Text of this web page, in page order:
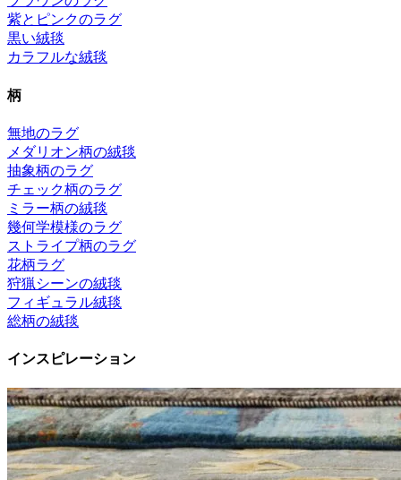
紫とピンクのラグ
黒い絨毯
カラフルな絨毯
柄
無地のラグ
メダリオン柄の絨毯
抽象柄のラグ
チェック柄のラグ
ミラー柄の絨毯
幾何学模様のラグ
ストライプ柄のラグ
花柄ラグ
狩猟シーンの絨毯
フィギュラル絨毯
総柄の絨毯
インスピレーション